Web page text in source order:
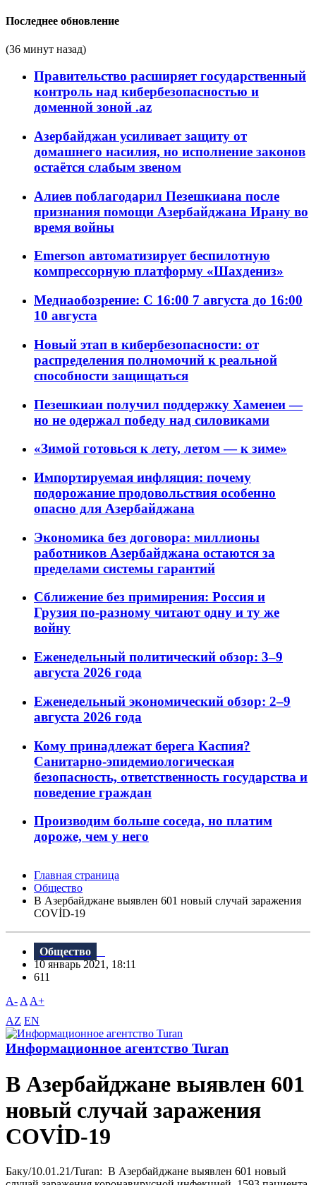
Последнее обновление
(36 минут назад)
Правительство расширяет государственный
контроль над кибербезопасностью и
доменной зоной .az
Азербайджан усиливает защиту от
домашнего насилия, но исполнение законов
остаётся слабым звеном
Алиев поблагодарил Пезешкиана после
признания помощи Азербайджана Ирану во
время войны
Emerson автоматизирует беспилотную
компрессорную платформу «Шахдениз»
Медиаобозрение: С 16:00 7 августа до 16:00
10 августа
Новый этап в кибербезопасности: от
распределения полномочий к реальной
способности защищаться
Пезешкиан получил поддержку Хаменеи —
но не одержал победу над силовиками
«Зимой готовься к лету, летом — к зиме»
Импортируемая инфляция: почему
подорожание продовольствия особенно
опасно для Азербайджана
Экономика без договора: миллионы
работников Азербайджана остаются за
пределами системы гарантий
Сближение без примирения: Россия и
Грузия по-разному читают одну и ту же
войну
Еженедельный политический обзор: 3–9
августа 2026 года
Еженедельный экономический обзор: 2–9
августа 2026 года
Кому принадлежат берега Каспия?
Санитарно-эпидемиологическая
безопасность, ответственность государства и
поведение граждан
Производим больше соседа, но платим
дороже, чем у него
Главная страница
Общество
В Азербайджане выявлен 601 новый случай заражения
COVİD-19
Общество
10 январь 2021, 18:11
611
A- A A+
AZ EN
Информационное агентство Turan
В Азербайджане выявлен 601
новый случай заражения
COVİD-19
Баку/10.01.21/Turan: В Азербайджане выявлен 601 новый